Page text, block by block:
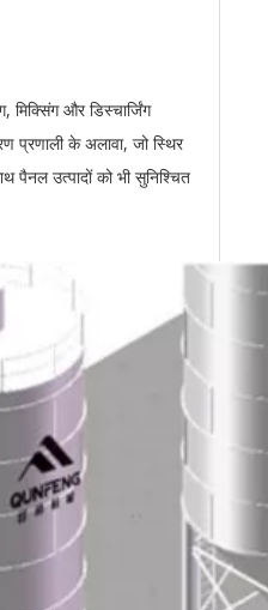
मिक्सिंग और डिस्चार्जिंग
प्रणाली के अलावा, जो स्थिर
पैनल उत्पादों को भी सुनिश्चित